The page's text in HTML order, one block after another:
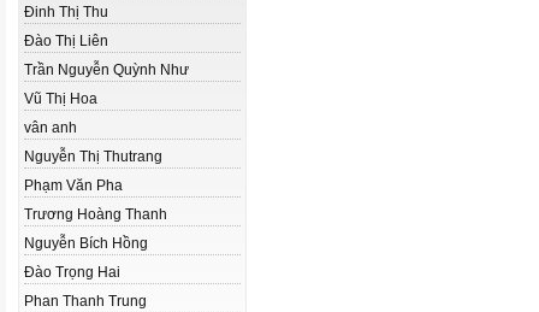
Đinh Thị Thu
Đào Thị Liên
Trần Nguyễn Quỳnh Như
Vũ Thị Hoa
vân anh
Nguyễn Thị Thutrang
Phạm Văn Pha
Trương Hoàng Thanh
Nguyễn Bích Hồng
Đào Trọng Hai
Phan Thanh Trung